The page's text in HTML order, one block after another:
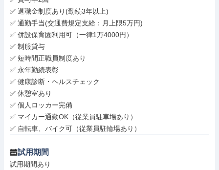
✅ 退職金制度あり(勤続3年以上)
✅ 通勤手当(交通費規定支給：月上限5万円)
✅ 併設保育園利用可（一律1万4000円）
✅ 制服貸与
✅ 短時間正職員制度あり
✅ 永年勤続表彰
✅ 健康診断・ヘルスチェック
✅ 休憩室あり
✅ 個人ロッカー完備
✅ マイカー通勤OK（従業員駐車場あり）
✅ 自転車、バイク可（従業員駐輪場あり）
試用期間
試用期間あり